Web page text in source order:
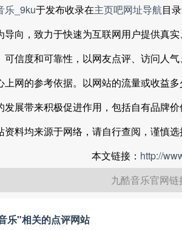
乐_9ku于发布收录在主页吧网址导航目录
导向，致力于快速为互联网用户提供真
可信度和可靠性，以网友点评、访问人
上网的参考依据。以网站的流量或收益
发展带来积极促进作用，包括自有品牌
资料均来源于网络，请自行查阅，谨慎选
本文链接： http://
九酷音乐官网链
乐"相关的点评网站